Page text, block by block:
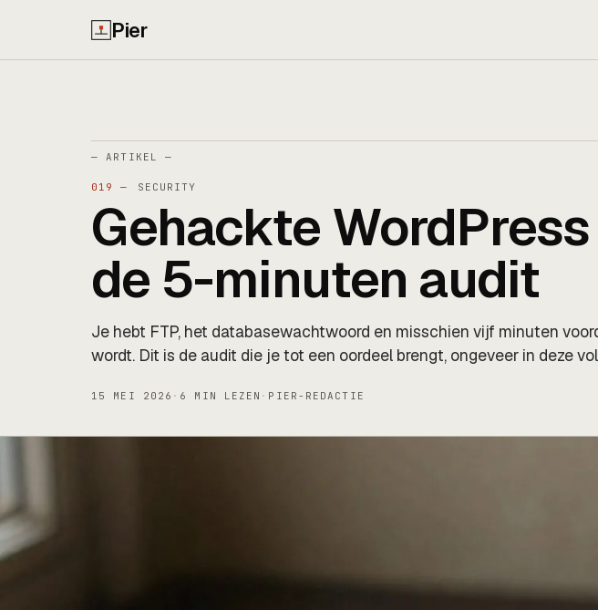
Pier
— ARTIKEL —
019 — SECURITY
Gehackte
de 5-minuten audit
Je hebt FTP, het databasewachtwoord en misschien vijf minuten
wordt. Dit is de audit die je tot een oordeel brengt, ongeveer in deze
15 MEI 2026 · 6 MIN LEZEN · PIER-REDACTIE